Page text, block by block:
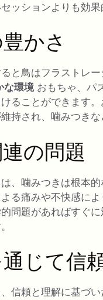
ッションよりも効果
かさ
と鳥はフラストレ
な環境おもちゃ、パ
ることができます
持され、噛みつき
の問題
、噛みつきは根本
る痛みや不快感に
問題があればすぐ
じて信
信頼と理解に基づ